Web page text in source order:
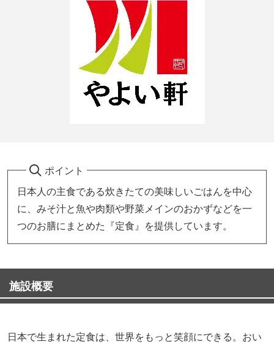
ポイント
日本人の主食である炊きたての美味しいごはんを中心
に、みそ汁と魚や肉類や野菜メインのおかずなどを一
つのお膳にまとめた『定食』を提供しています。
施設概要
日本で生まれた定食は、世界をもっと笑顔にできる。おい